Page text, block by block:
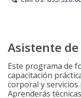
Asistente
Este programa de
capacitación
corporal y servicios
Aprenderás